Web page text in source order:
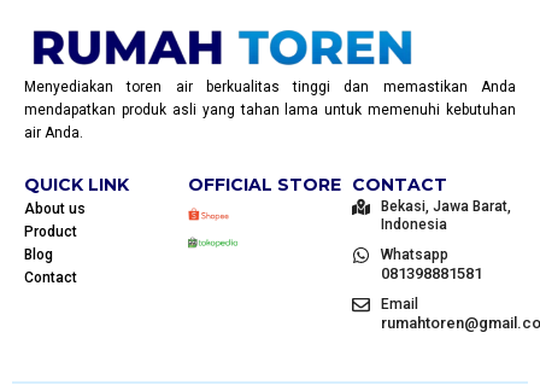
Menyediakan toren air berkualitas tinggi dan memastikan Anda
mendapatkan produk asli yang tahan lama untuk memenuhi kebutuhan
air Anda.
QUICK LINK
About us
Product
Blog
Contact
OFFICIAL STORE CONTACT
Bekasi, Jawa Barat,
Indonesia
Whatsapp
081398881581
Email